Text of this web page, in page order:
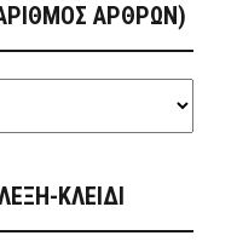
ΑΡΘΡΩΝ)
ΚΛΕΙΔΙ